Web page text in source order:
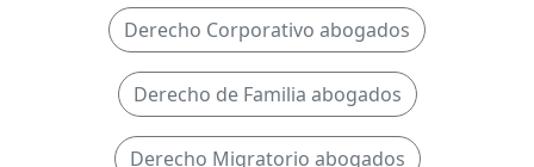
Derecho Corporativo abogados
Derecho de Familia abogados
Derecho Migratorio abogados